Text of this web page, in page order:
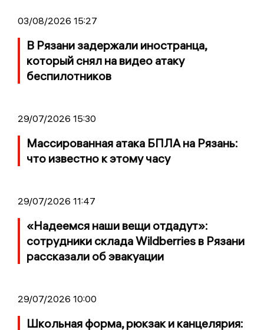
03/08/2026 15:27
В Рязани задержали иностранца,
который снял на видео атаку
беспилотников
29/07/2026 15:30
Массированная атака БПЛА на Рязань:
что известно к этому часу
29/07/2026 11:47
«Надеемся наши вещи отдадут»:
сотрудники склада Wildberries в Рязани
рассказали об эвакуации
29/07/2026 10:00
Школьная форма, рюкзак и канцелярия: